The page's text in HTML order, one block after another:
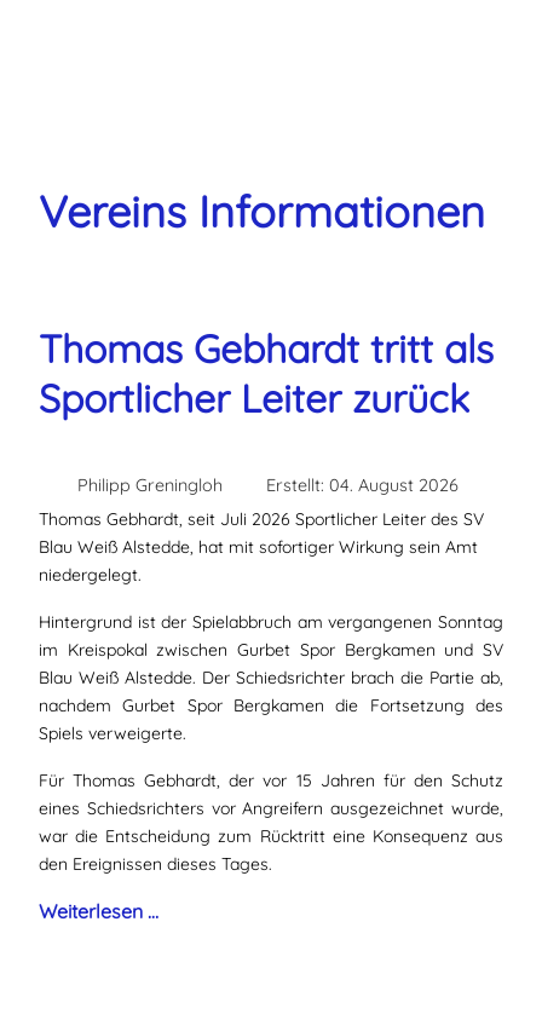
Vereins Informationen
Thomas Gebhardt tritt als
Sportlicher Leiter zurück
Philipp Greningloh
Erstellt: 04. August 2026
Thomas Gebhardt, seit Juli 2026 Sportlicher Leiter des SV
Blau Weiß Alstedde, hat mit sofortiger Wirkung sein Amt
niedergelegt.
Hintergrund ist der Spielabbruch am vergangenen Sonntag
im Kreispokal zwischen Gurbet Spor Bergkamen und SV
Blau Weiß Alstedde. Der Schiedsrichter brach die Partie ab,
nachdem Gurbet Spor Bergkamen die Fortsetzung des
Spiels verweigerte.
Für Thomas Gebhardt, der vor 15 Jahren für den Schutz
eines Schiedsrichters vor Angreifern ausgezeichnet wurde,
war die Entscheidung zum Rücktritt eine Konsequenz aus
den Ereignissen dieses Tages.
Weiterlesen …